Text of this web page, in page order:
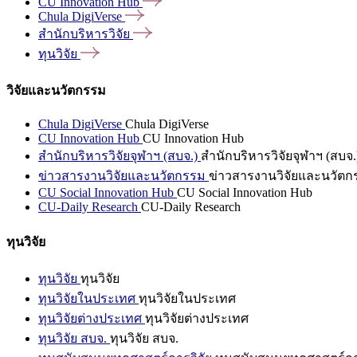
Chula DigiVerse
สำนักบริหารวิจัย
ทุนวิจัย
วิจัยและนวัตกรรม
Chula DigiVerse Chula DigiVerse
CU Innovation Hub CU Innovation Hub
สำนักบริหารวิจัยจุฬาฯ (สบจ.) สำนักบริหารวิจัยจุฬาฯ (สบจ
ข่าวสารงานวิจัยและนวัตกรรม ข่าวสารงานวิจัยและนวัตก
CU Social Innovation Hub CU Social Innovation Hub
CU-Daily Research CU-Daily Research
ทุนวิจัย
ทุนวิจัย ทุนวิจัย
ทุนวิจัยในประเทศ ทุนวิจัยในประเทศ
ทุนวิจัยต่างประเทศ ทุนวิจัยต่างประเทศ
ทุนวิจัย สบจ. ทุนวิจัย สบจ.